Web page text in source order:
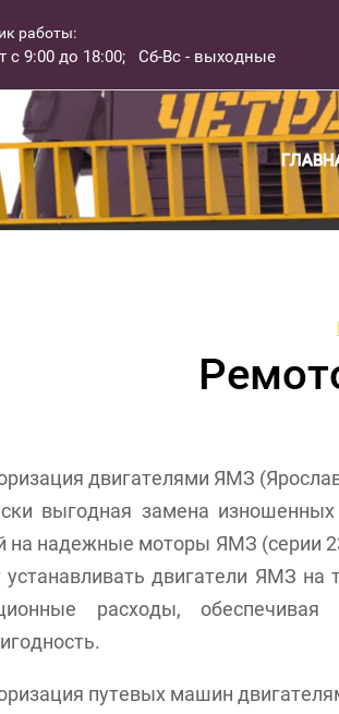
работы:
с 9:00 до 18:00; Сб-Вс - выходные
двигателями ЯМЗ
выгодная замена
на надежные моторы ЯМЗ (серии
устанавливать двигатели ЯМЗ
расходы,
путевых машин